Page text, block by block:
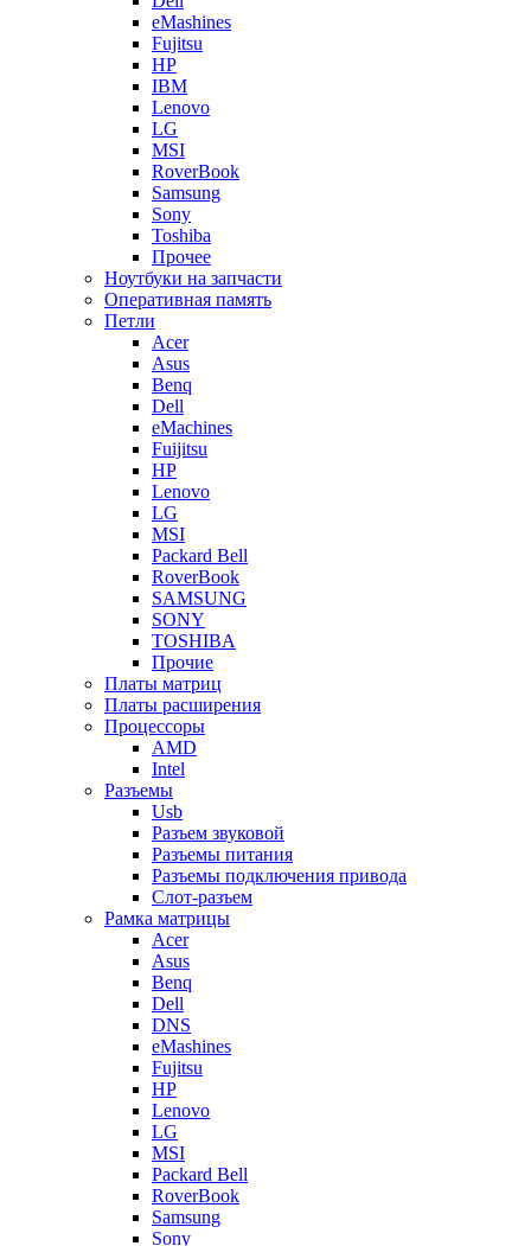
eMashines
Fujitsu
HP
IBM
Lenovo
LG
MSI
RoverBook
Samsung
Sony
Toshiba
Прочее
Ноутбуки на запчасти
Оперативная память
Петли
Acer
Asus
Benq
Dell
eMachines
Fuijitsu
HP
Lenovo
LG
MSI
Packard Bell
RoverBook
SAMSUNG
SONY
TOSHIBA
Прочие
Платы матриц
Платы расширения
Процессоры
AMD
Intel
Разъемы
Usb
Разъем звуковой
Разъемы питания
Разъемы подключения привода
Слот-разъем
Рамка матрицы
Acer
Asus
Benq
Dell
DNS
eMashines
Fujitsu
HP
Lenovo
LG
MSI
Packard Bell
RoverBook
Samsung
Sony